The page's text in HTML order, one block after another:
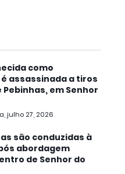
como
é assassinada a tiros
Pebinhas, em Senhor
julho 27, 2026
são conduzidas à
abordagem
de Senhor do